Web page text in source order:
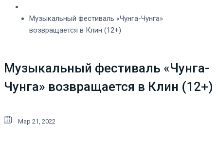
Музыкальный фестиваль «Чунга-Чунга»
возвращается в Клин (12+)
Музыкальный фестиваль «Чунга-
Чунга» возвращается в Клин (12+)
Мар 21, 2022